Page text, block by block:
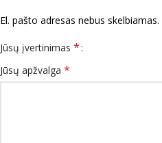
El. pašto adresas nebus skelbiamas.
Jūsų įvertinimas *
Jūsų apžvalga *